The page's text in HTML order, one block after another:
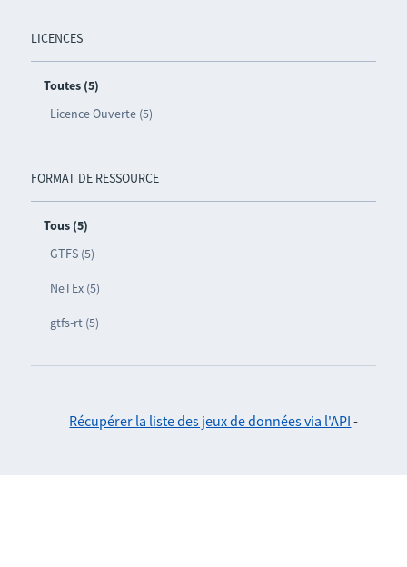
LICENCES
Toutes (5)
Licence Ouverte (5)
FORMAT DE RESSOURCE
Tous (5)
GTFS (5)
NeTEx (5)
gtfs-rt (5)
Récupérer la liste des jeux de données via l'API -